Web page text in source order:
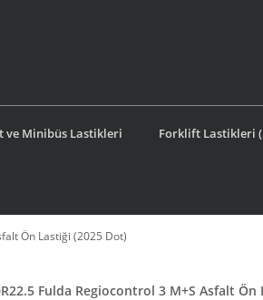
ve Minibüs Lastikleri Forklift Lastikleri
Ön Lastiği (2025 Dot)
Fulda Regiocontrol 3 M+S Asfalt Ön